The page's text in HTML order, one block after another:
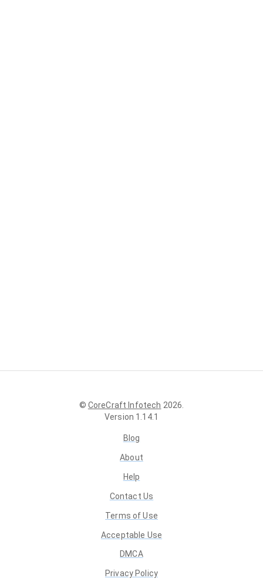
© CoreCraft Infotech 2026
Version 1.14.1
Blog
About
Help
Contact Us
Terms of Use
Acceptable Use
DMCA
Privacy Policy